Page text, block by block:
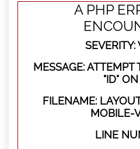
A PHP
MESSAGE: ATTEMPT
"ID"
FILENAME:
MOBILE-
LINE